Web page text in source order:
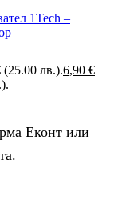
1Tech –
лв.).6,90 €
Еконт или